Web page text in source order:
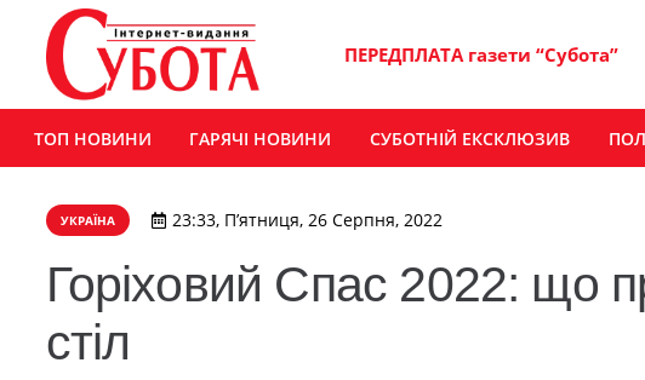
ПЕРЕДПЛАТА газети “Субота”
ТОП НОВИНИ ГАРЯЧІ НОВИНИ СУБОТНІЙ ЕКСКЛЮЗИВ
УКРАЇНА 23:33, П’ятниця, 26 Серпня, 2022
Горіховий Спас 2022: що
стіл